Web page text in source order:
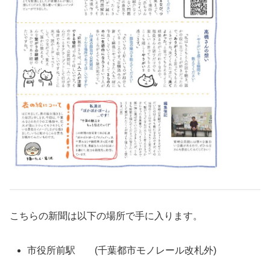
こちらの新聞は以下の場所で手に入ります。
市役所前駅 (千葉都市モノレール改札外)